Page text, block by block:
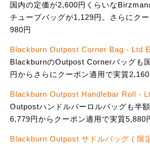
国内の定価が2,600円くらいな
チューブバッグが1,129円。さらにク
980円
Blackburn Outpost Corner Bag - Ltd
BlackburnのOutpost Cornerバッグも
円からさらにクーポン適用で実質2,160
Blackburn Outpost Handlebar Roll -
Outpostハンドルバーロルバッグも半
6,779円からクーポン適用で実質5,880
Blackburn Outpost サドルバッグ ( 限